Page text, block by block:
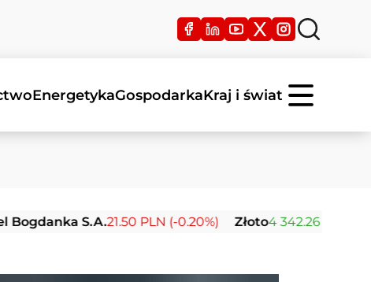
EnergetykaGospodarkaKraj i świat
S.A.21.50 PLN (-0.20%) Złoto4 342.26 USD (0.00%)